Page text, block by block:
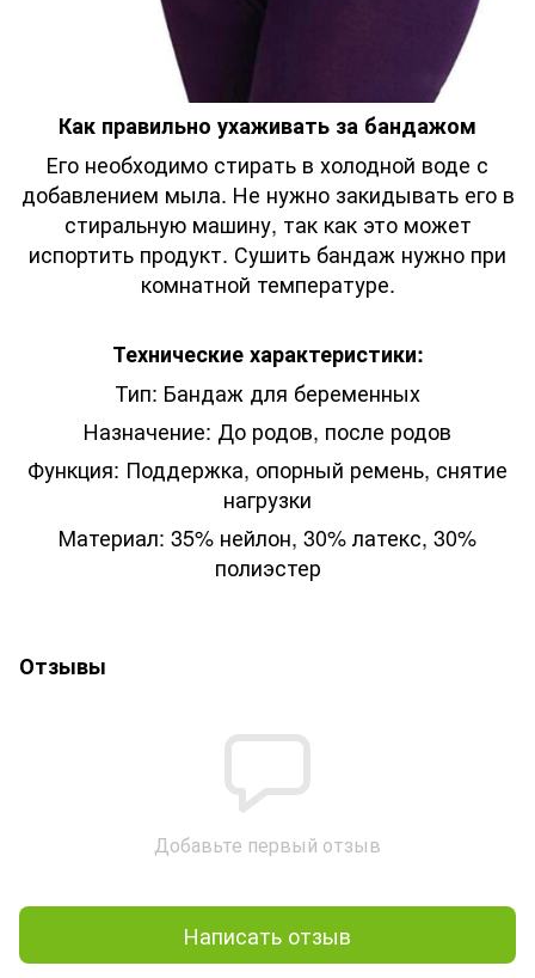
Как правильно ухаживать за бандажом
Его необходимо стирать в холодной воде с
добавлением мыла. Не нужно закидывать его в
стиральную машину, так как это может
испортить продукт. Сушить бандаж нужно при
комнатной температуре.
Технические характеристики:
Тип: Бандаж для беременных
Назначение: До родов, после родов
Функция: Поддержка, опорный ремень, снятие
нагрузки
Материал: 35% нейлон, 30% латекс, 30%
полиэстер
Отзывы
Добавьте первый отзыв
Написать отзыв